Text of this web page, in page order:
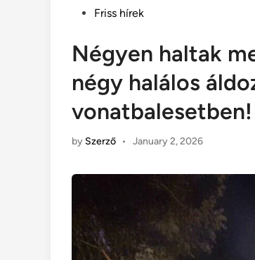
PostedFriss hírek
Négyen haltak
négy halálos
vonatbalesetben!
by Szerző • January 2, 2026